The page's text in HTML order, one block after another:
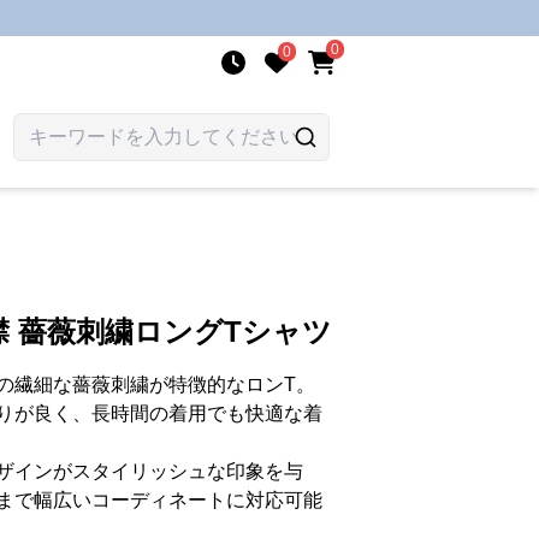
0 0
薔薇刺繍ロングTシャツ
繊細な薔薇刺繍が特徴的なロンT。
が良く、長時間の着用でも快適な着
インがスタイリッシュな印象を与
で幅広いコーディネートに対応可能